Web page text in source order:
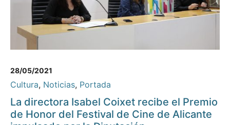
28/05/2021
Cultura, Noticias, Portada
La directora Isabel Coixet recibe el Premio
de Honor del Festival de Cine de Alicante